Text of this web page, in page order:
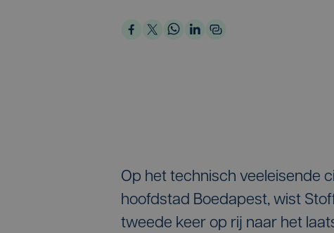
Op het technisch veeleisende
hoofdstad Boedapest, wist
tweede keer op rij naar het